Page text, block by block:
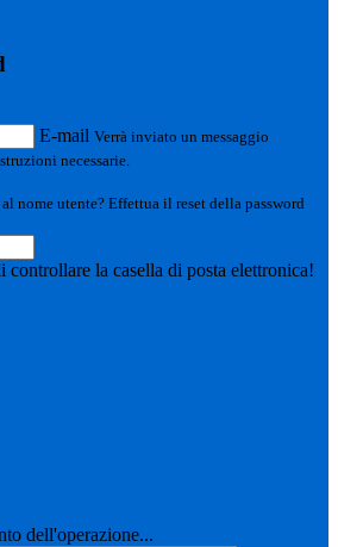
E-mail Verrà inviato un messaggio
necessarie.
nome utente? Effettua il reset della password
controllare la casella di posta elettronica!
dell'operazione...